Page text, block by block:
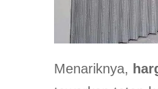
Menariknya,